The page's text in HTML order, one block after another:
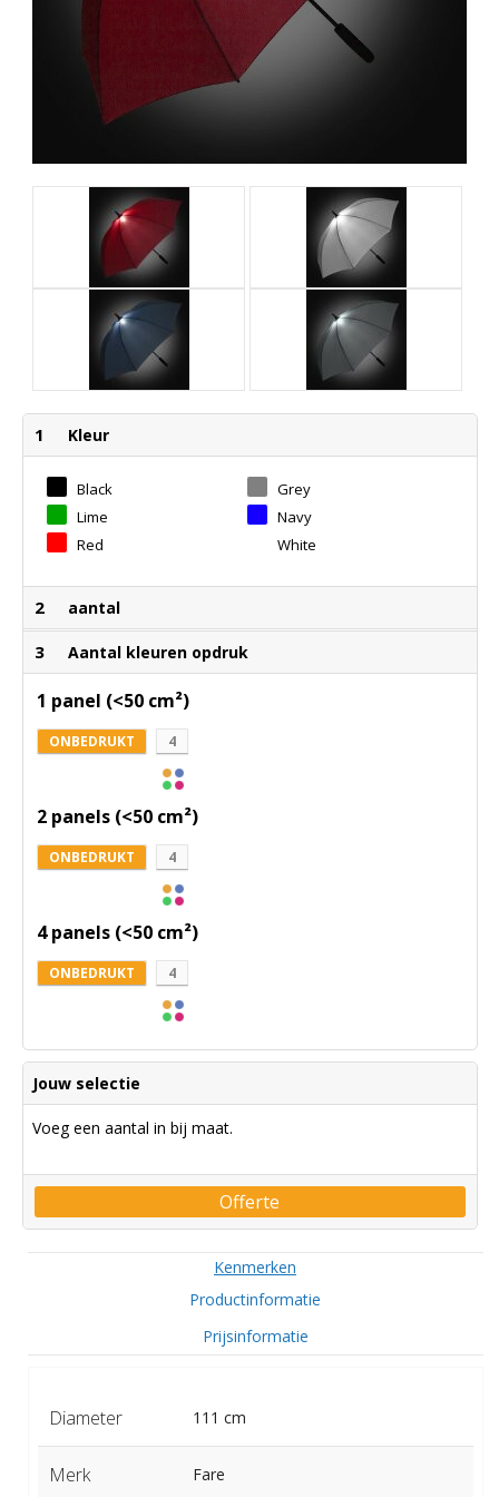
1 Kleur
Black
Grey
Lime
Navy
Red
White
2 aantal
3 Aantal kleuren opdruk
1 panel (<50 cm²)
ONBEDRUKT 4
2 panels (<50 cm²)
ONBEDRUKT 4
4 panels (<50 cm²)
ONBEDRUKT 4
Jouw selectie
Voeg een aantal in bij maat.
Offerte
Kenmerken
Productinformatie
Prijsinformatie
Diameter 111 cm
Merk Fare